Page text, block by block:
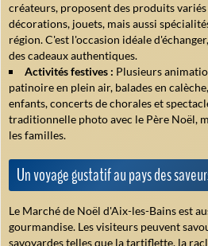
créateurs, proposent des produits
décorations, jouets, mais aussi
région. C'est l'occasion idéale
des cadeaux authentiques.
Activités festives : Plusieurs
patinoire en plein air, balades en
enfants, concerts de chorales et
traditionnelle photo avec le Père Noël,
les familles.
Un voyage gustatif au pays des
Le Marché de Noël d'Aix-les-Bains est
gourmandise. Les visiteurs peuvent
savoyardes telles que la tartiflette, la